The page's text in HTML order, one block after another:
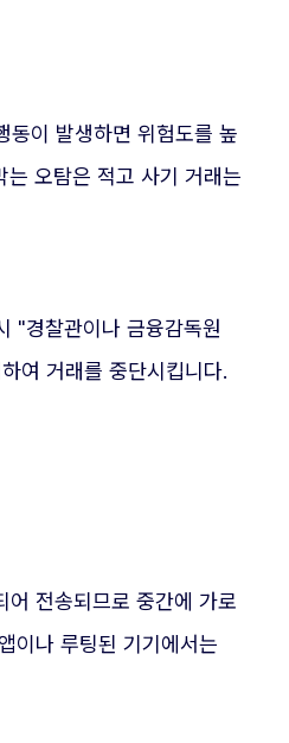
동이 발생하면 위험도를 높
오탐은 적고 사기 거래는
"경찰관이나 금융감독원
여 거래를 중단시킵니다.
어 전송되므로 중간에 가로
이나 루팅된 기기에서는